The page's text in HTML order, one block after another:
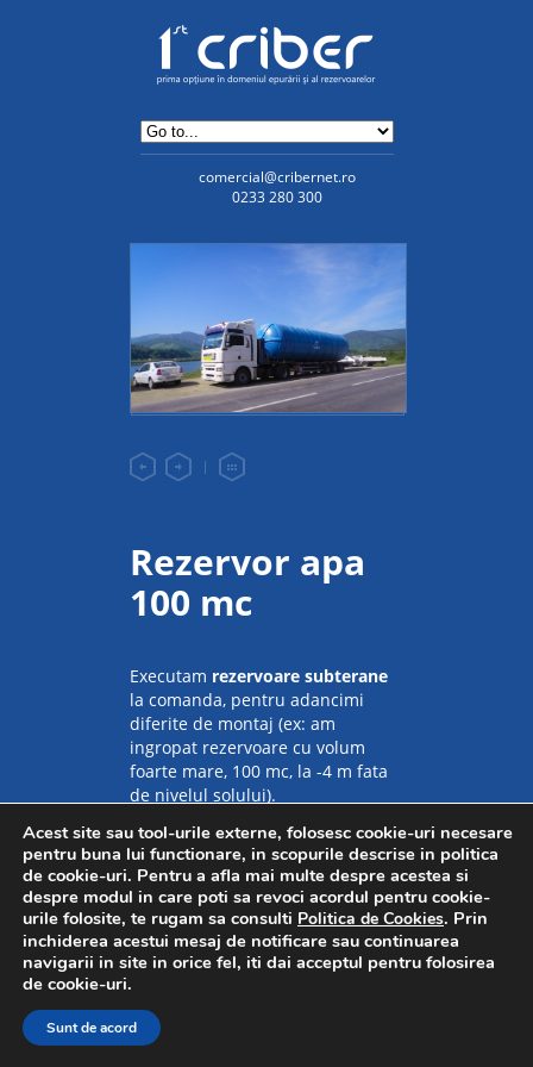
comercial@cribernet.ro
0233 280 300
Rezervor apa
100 mc
Executam rezervoare subterane
la comanda, pentru adancimi
diferite de montaj (ex: am
ingropat rezervoare cu volum
foarte mare, 100 mc, la -4 m fata
de nivelul solului).
Descopera
Acest site sau tool-urile externe, folosesc cookie-uri necesare
pentru buna lui functionare, in scopurile descrise in politica
de cookie-uri. Pentru a afla mai multe despre acestea si
despre modul in care poti sa revoci acordul pentru cookie-
urile folosite, te rugam sa consulti Politica de Cookies. Prin
inchiderea acestui mesaj de notificare sau continuarea
navigarii in site in orice fel, iti dai acceptul pentru folosirea
de cookie-uri.
Sunt de acord© 1998 - 2022 1st Criber România